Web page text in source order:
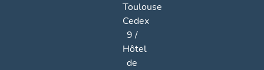
Toulouse
Cedex
9 /
Hôtel
de